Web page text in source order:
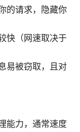
的请求，隐藏你
快（网速取决于
易被窃取，且对
能力，通常速度